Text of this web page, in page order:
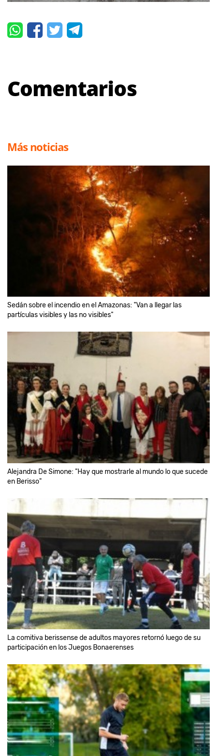
Comentarios
Más noticias
Sedán sobre el incendio en el Amazonas: "Van a llegar las
partículas visibles y las no visibles"
Alejandra De Simone: "Hay que mostrarle al mundo lo que sucede
en Berisso"
La comitiva berissense de adultos mayores retornó luego de su
participación en los Juegos Bonaerenses